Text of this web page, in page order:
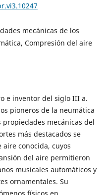
mecánicas de los
Compresión del aire
e inventor del siglo III a.
pioneros de la neumática
mecánicas del
más destacados se
conocida, cuyos
del aire permitieron
musicales automáticos y
ornamentales. Su